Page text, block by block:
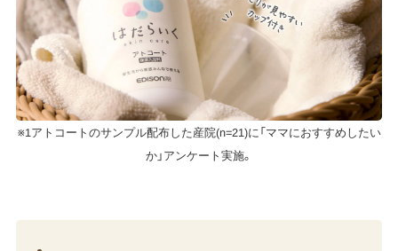
※1アトコートのサンプル配布した産院(n=21)に「ママにおすすめしたい
か」アンケート実施。